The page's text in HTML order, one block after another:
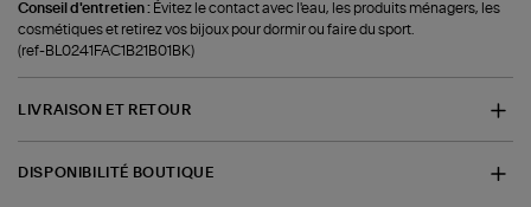
Conseil d'entretien : Évitez le contact avec l'eau, les produits ménagers, les
cosmétiques et retirez vos bijoux pour dormir ou faire du sport.
(ref-BL0241FAC1B21B01BK)
LIVRAISON ET RETOUR
DISPONIBILITÉ BOUTIQUE